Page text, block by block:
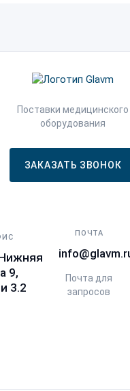
Поставки медицинского
оборудования
ЗАКАЗАТЬ ЗВОНОК
9,
3.2
ПОЧТА
Почта для
запросов